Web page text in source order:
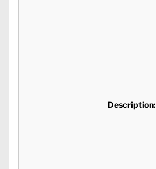
Description: